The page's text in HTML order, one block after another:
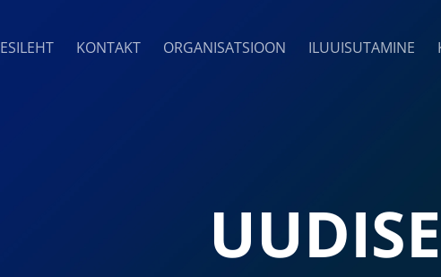
ESILEHT KONTAKT ORGANISATSIOON ILUUISUTAMINE